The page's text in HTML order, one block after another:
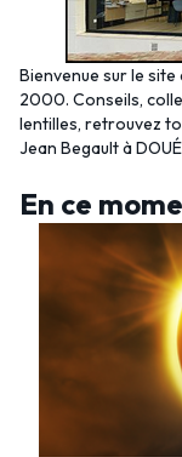
Bienvenue sur le
2000. Conseils,
lentilles, retrouvez
Jean Begault à
En ce